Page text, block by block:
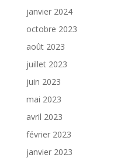
janvier 2024
octobre 2023
août 2023
juillet 2023
juin 2023
mai 2023
avril 2023
février 2023
janvier 2023